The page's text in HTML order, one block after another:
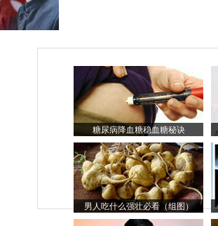
糖尿病降血糖稳血糖秘诀
男人吃什么强壮必看（组图）